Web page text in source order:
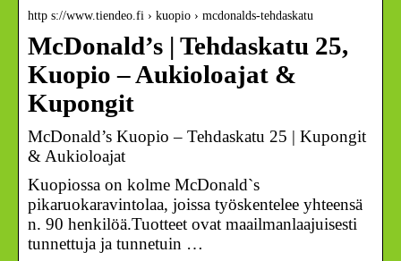
http s://www.tiendeo.fi › kuopio › mcdonalds-tehdaskatu
McDonald’s | Tehdaskatu 25,
Kuopio – Aukioloajat &
Kupongit
McDonald’s Kuopio – Tehdaskatu 25 | Kupongit
& Aukioloajat
Kuopiossa on kolme McDonald`s
pikaruokaravintolaa, joissa työskentelee yhteensä
n. 90 henkilöä.Tuotteet ovat maailmanlaajuisesti
tunnettuja ja tunnetuin …